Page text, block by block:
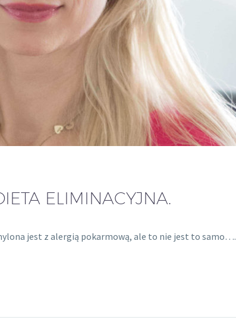
ELIMINACYJNA.
jest z alergią pokarmową, ale to nie jest to samo….